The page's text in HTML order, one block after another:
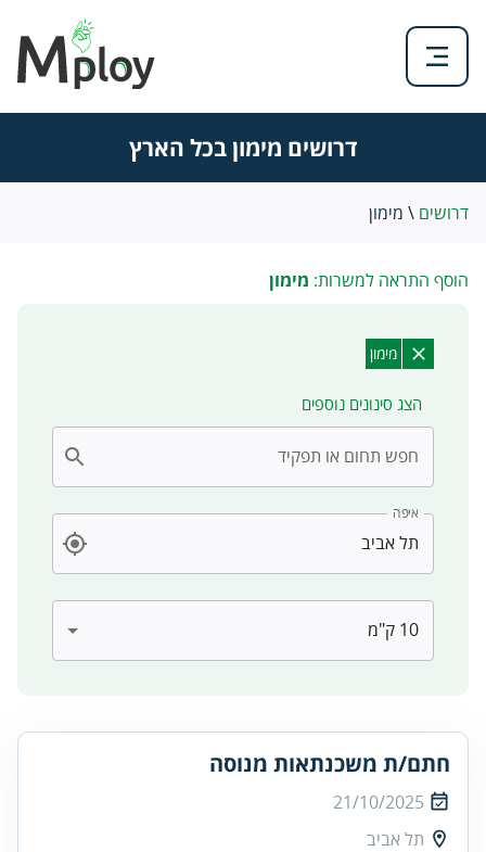
דרושים מימון בכל הארץ
דרושים \ מימון
הוסף התראה למשרות: מימון
מימון
הצג סינונים נוספים
חפש תחום או תפקיד
איפה
חתם/ת משכנתאות מנוסה
21/10/2025
תל אביב